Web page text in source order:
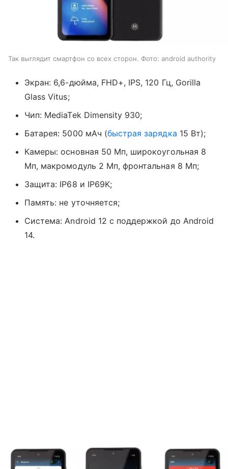
Так выглядит смартфон со всех сторон. Фото: android authority
Экран: 6,6-дюйма, FHD+, IPS, 120 Гц, Gorilla
Glass Vitus;
Чип: MediaTek Dimensity 930;
Батарея: 5000 мАч (быстрая зарядка 15 Вт);
Камеры: основная 50 Мп, широкоугольная 8
Мп, макромодуль 2 Мп, фронтальная 8 Мп;
Защита: IP68 и IP69K;
Память: не уточняется;
Система: Android 12 с поддержкой до Android
14.